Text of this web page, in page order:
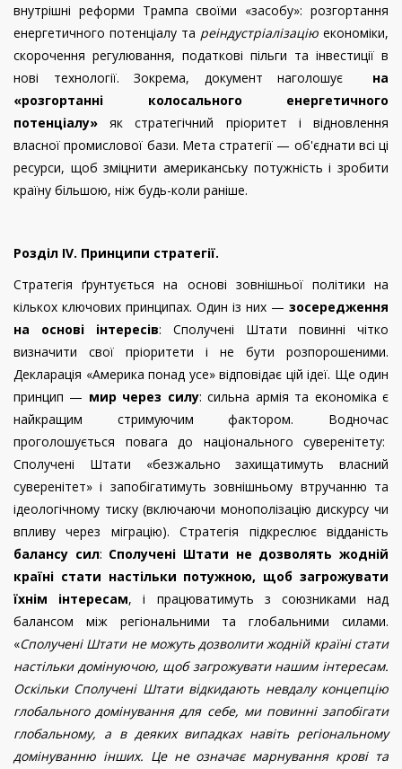
внутрішні реформи Трампа своїми «засобу»: розгортання
енергетичного потенціалу та реіндустріалізацію економіки,
скорочення регулювання, податкові пільги та інвестиції в
нові технології. Зокрема, документ наголошує на
«розгортанні колосального енергетичного
потенціалу» як стратегічний пріоритет і відновлення
власної промислової бази. Мета стратегії — об'єднати всі ці
ресурси, щоб зміцнити американську потужність і зробити
країну більшою, ніж будь-коли раніше.
Розділ IV. Принципи стратегії.
Стратегія ґрунтується на основі зовнішньої політики на
кількох ключових принципах. Один із них — зосередження
на основі інтересів: Сполучені Штати повинні чітко
визначити свої пріоритети і не бути розпорошеними.
Декларація «Америка понад усе» відповідає цій ідеї. Ще один
принцип — мир через силу: сильна армія та економіка є
найкращим стримуючим фактором. Водночас
проголошується повага до національного суверенітету:
Сполучені Штати «безжально захищатимуть власний
суверенітет» і запобігатимуть зовнішньому втручанню та
ідеологічному тиску (включаючи монополізацію дискурсу чи
впливу через міграцію). Стратегія підкреслює відданість
балансу сил: Сполучені Штати не дозволять жодній
країні стати настільки потужною, щоб загрожувати
їхнім інтересам, і працюватимуть з союзниками над
балансом між регіональними та глобальними силами.
«Сполучені Штати не можуть дозволити жодній країні стати
настільки домінуючою, щоб загрожувати нашим інтересам.
Оскільки Сполучені Штати відкидають невдалу концепцію
глобального домінування для себе, ми повинні запобігати
глобальному, а в деяких випадках навіть регіональному
домінуванню інших. Це не означає марнування крові та